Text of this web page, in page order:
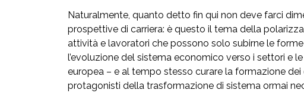
Naturalmente, quanto detto fin qui non deve farci
prospettive di carriera: è questo il tema della
attività e lavoratori che possono solo subirne le
l’evoluzione del sistema economico verso i settori e
europea – e al tempo stesso curare la formazione
protagonisti della trasformazione di sistema ormai